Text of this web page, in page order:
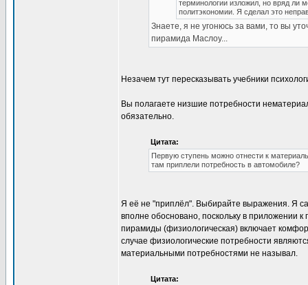
терминологии изложил, но вряд ли
политэкономии. Я сделал это
Знаете, я не угонюсь за вами, то вы
пирамида Маслоу...
Незачем тут пересказывать учебники
Вы полагаете низшие потребности
обязательно.
Цитата:
Первую ступень можно отнести к
там приплели потребность в автомобиле?
Я её не "приплёл". Выбирайте выражения. Я
вполне обосновано, поскольку в приложении
пирамиды (физиологическая) включает
случае физиологические потребности
материальными потребностями не называл.
Цитата: